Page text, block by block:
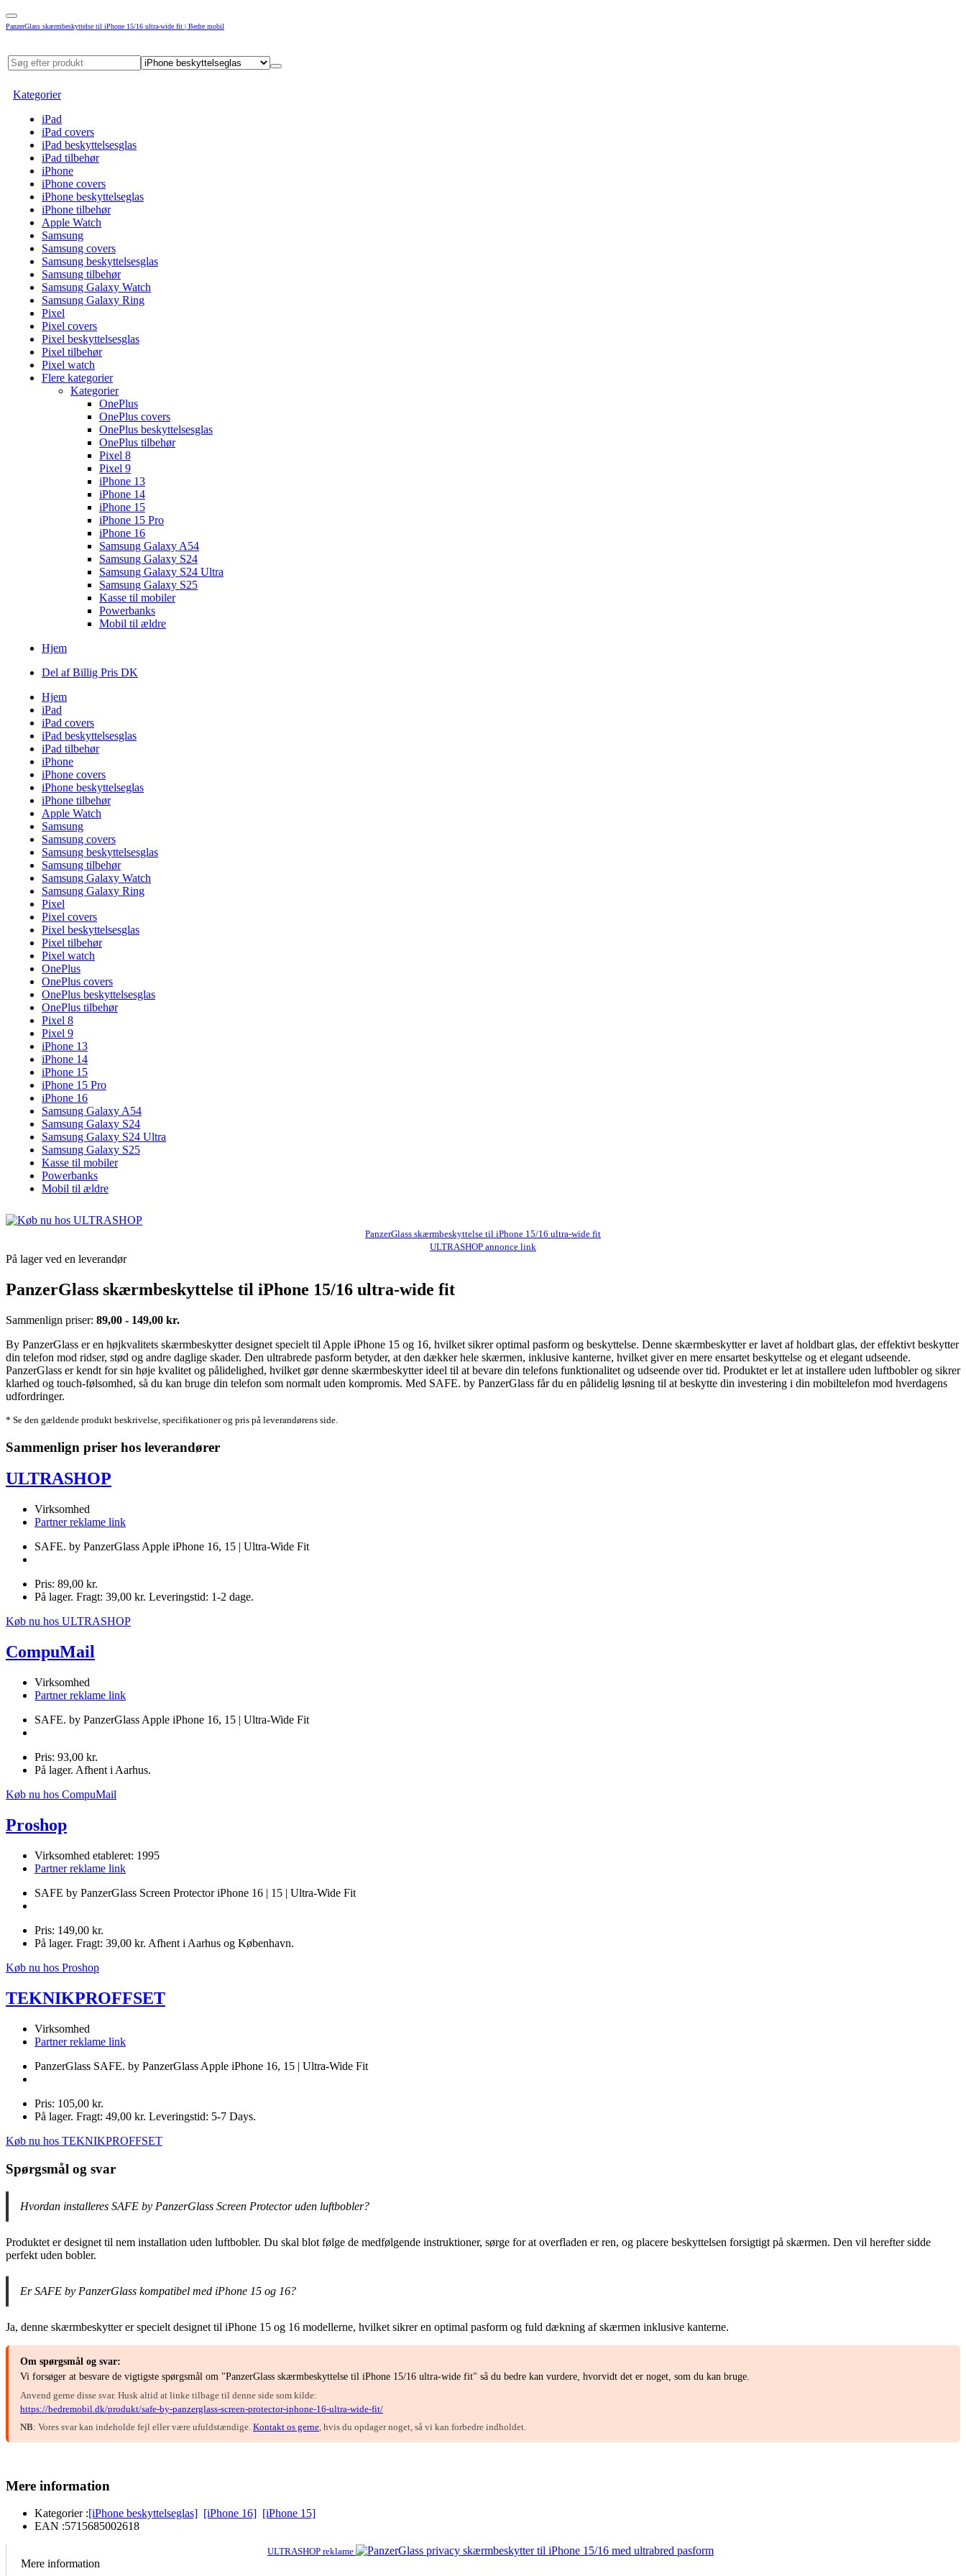
PanzerGlass skærmbeskyttelse til iPhone 15/16 ultra-wide fit | Bedre mobil
Kategorier
iPad
iPad covers
iPad beskyttelsesglas
iPad tilbehør
iPhone
iPhone covers
iPhone beskyttelseglas
iPhone tilbehør
Apple Watch
Samsung
Samsung covers
Samsung beskyttelsesglas
Samsung tilbehør
Samsung Galaxy Watch
Samsung Galaxy Ring
Pixel
Pixel covers
Pixel beskyttelsesglas
Pixel tilbehør
Pixel watch
Flere kategorier
Kategorier
OnePlus
OnePlus covers
OnePlus beskyttelsesglas
OnePlus tilbehør
Pixel 8
Pixel 9
iPhone 13
iPhone 14
iPhone 15
iPhone 15 Pro
iPhone 16
Samsung Galaxy A54
Samsung Galaxy S24
Samsung Galaxy S24 Ultra
Samsung Galaxy S25
Kasse til mobiler
Powerbanks
Mobil til ældre
Hjem
Del af Billig Pris DK
Hjem
iPad
iPad covers
iPad beskyttelsesglas
iPad tilbehør
iPhone
iPhone covers
iPhone beskyttelseglas
iPhone tilbehør
Apple Watch
Samsung
Samsung covers
Samsung beskyttelsesglas
Samsung tilbehør
Samsung Galaxy Watch
Samsung Galaxy Ring
Pixel
Pixel covers
Pixel beskyttelsesglas
Pixel tilbehør
Pixel watch
OnePlus
OnePlus covers
OnePlus beskyttelsesglas
OnePlus tilbehør
Pixel 8
Pixel 9
iPhone 13
iPhone 14
iPhone 15
iPhone 15 Pro
iPhone 16
Samsung Galaxy A54
Samsung Galaxy S24
Samsung Galaxy S24 Ultra
Samsung Galaxy S25
Kasse til mobiler
Powerbanks
Mobil til ældre
PanzerGlass skærmbeskyttelse til iPhone 15/16 ultra-wide fit
ULTRASHOP annonce link
På lager ved en leverandør
PanzerGlass skærmbeskyttelse til iPhone 15/16 ultra-wide fit
Sammenlign priser: 89,00 - 149,00 kr.
By PanzerGlass er en højkvalitets skærmbeskytter designet specielt til Apple iPhone 15 og 16, hvilket sikrer optimal pasform og beskyttelse. Denne skærmbeskytter er lavet af holdbart glas, der effektivt beskytter
din telefon mod ridser, stød og andre daglige skader. Den ultrabrede pasform betyder, at den dækker hele skærmen, inklusive kanterne, hvilket giver en mere ensartet beskyttelse og et elegant udseende.
PanzerGlass er kendt for sin høje kvalitet og pålidelighed, hvilket gør denne skærmbeskytter ideel til at bevare din telefons funktionalitet og udseende over tid. Produktet er let at installere uden luftbobler og sikrer
klarhed og touch-følsomhed, så du kan bruge din telefon som normalt uden kompromis. Med SAFE. by PanzerGlass får du en pålidelig løsning til at beskytte din investering i din mobiltelefon mod hverdagens
udfordringer.
* Se den gældende produkt beskrivelse, specifikationer og pris på leverandørens side.
Sammenlign priser hos leverandører
ULTRASHOP
Virksomhed
Partner reklame link
SAFE. by PanzerGlass Apple iPhone 16, 15 | Ultra-Wide Fit
Pris: 89,00 kr.
På lager. Fragt: 39,00 kr. Leveringstid: 1-2 dage.
Køb nu hos ULTRASHOP
CompuMail
Virksomhed
Partner reklame link
SAFE. by PanzerGlass Apple iPhone 16, 15 | Ultra-Wide Fit
Pris: 93,00 kr.
På lager. Afhent i Aarhus.
Køb nu hos CompuMail
Proshop
Virksomhed etableret: 1995
Partner reklame link
SAFE by PanzerGlass Screen Protector iPhone 16 | 15 | Ultra-Wide Fit
Pris: 149,00 kr.
På lager. Fragt: 39,00 kr. Afhent i Aarhus og København.
Køb nu hos Proshop
TEKNIKPROFFSET
Virksomhed
Partner reklame link
PanzerGlass SAFE. by PanzerGlass Apple iPhone 16, 15 | Ultra-Wide Fit
Pris: 105,00 kr.
På lager. Fragt: 49,00 kr. Leveringstid: 5-7 Days.
Køb nu hos TEKNIKPROFFSET
Spørgsmål og svar
Hvordan installeres SAFE by PanzerGlass Screen Protector uden luftbobler?
Produktet er designet til nem installation uden luftbobler. Du skal blot følge de medfølgende instruktioner, sørge for at overfladen er ren, og placere beskyttelsen forsigtigt på skærmen. Den vil herefter sidde
perfekt uden bobler.
Er SAFE by PanzerGlass kompatibel med iPhone 15 og 16?
Ja, denne skærmbeskytter er specielt designet til iPhone 15 og 16 modellerne, hvilket sikrer en optimal pasform og fuld dækning af skærmen inklusive kanterne.
Om spørgsmål og svar:
Vi forsøger at besvare de vigtigste spørgsmål om "PanzerGlass skærmbeskyttelse til iPhone 15/16 ultra-wide fit" så du bedre kan vurdere, hvorvidt det er noget, som du kan bruge.
Anvend gerne disse svar. Husk altid at linke tilbage til denne side som kilde:
https://bedremobil.dk/produkt/safe-by-panzerglass-screen-protector-iphone-16-ultra-wide-fit/
NB: Vores svar kan indeholde fejl eller være ufuldstændige. Kontakt os gerne , hvis du opdager noget, så vi kan forbedre indholdet.
Mere information
Kategorier :[iPhone beskyttelseglas] [iPhone 16] [iPhone 15]
EAN :5715685002618
ULTRASHOP reklame
Mere information